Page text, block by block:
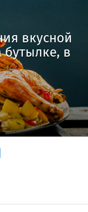
вкусной
бутылке, в